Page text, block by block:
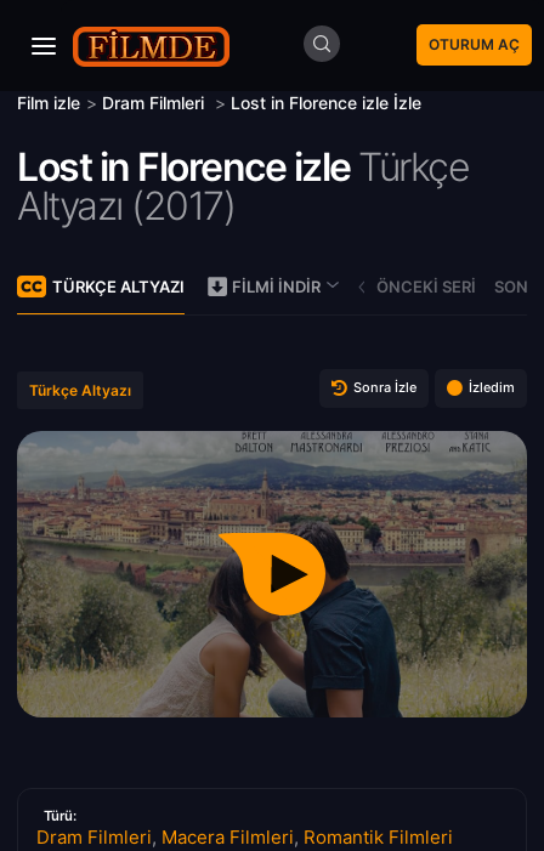
OTURUM AÇ
Film izle > Dram Filmleri > Lost in Florence izle İzle
Lost in Florence izleTürkçe
Altyazı (2017)
TÜRKÇE ALTYAZI FILMI İNDIR ÖNCEKI SERI
Türkçe Altyazı Sonra İzle İzledim
Türü:
Dram Filmleri, Macera Filmleri, Romantik Filmleri